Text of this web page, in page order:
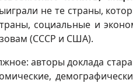
не те страны,
социальные и
(СССР и США).
авторы доклада